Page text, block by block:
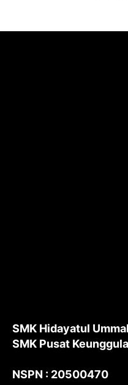
SMK Hidayatul
SMK Pusat
NSPN : 20500470